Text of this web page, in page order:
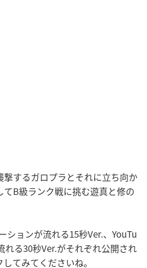
するガロプラとそれに立ち向か
B級ランク戦に挑む遊真と修の
ョンが流れる15秒Ver.、YouTu
れる30秒Ver.がそれぞれ公開され
てみてくださいね。